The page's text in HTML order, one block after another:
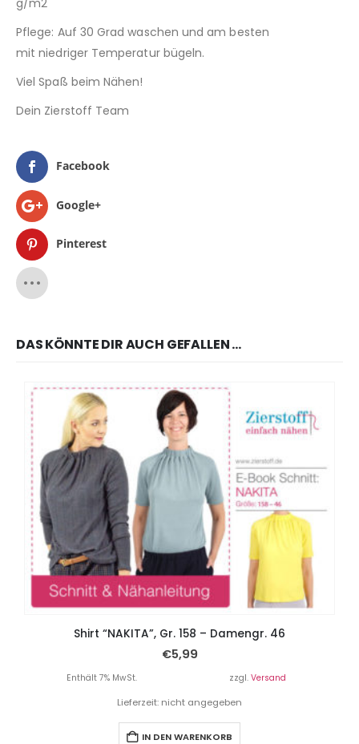
g/m2
Pflege: Auf 30 Grad waschen und am besten
mit niedriger Temperatur bügeln.
Viel Spaß beim Nähen!
Dein Zierstoff Team
Facebook
Google+
Pinterest
DAS KÖNNTE DIR AUCH GEFALLEN …
Shirt “NAKITA”, Gr. 158 – Damengr. 46
€5,99
Enthält 7% MwSt. zzgl. Versand
Lieferzeit: nicht angegeben
IN DEN WARENKORB